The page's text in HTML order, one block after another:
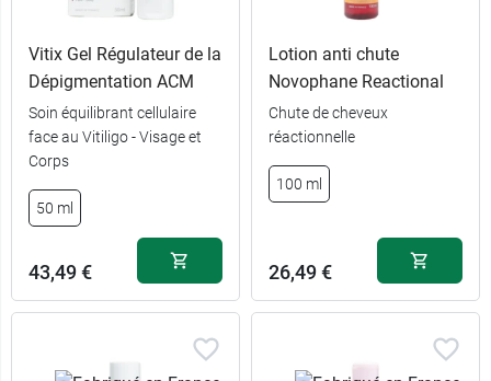
Vitix Gel Régulateur de la
Dépigmentation ACM
Soin équilibrant cellulaire
face au Vitiligo - Visage et
Corps
50 ml
43,49 €
Lotion anti chute
Novophane Reactional
Chute de cheveux
réactionnelle
100 ml
26,49 €